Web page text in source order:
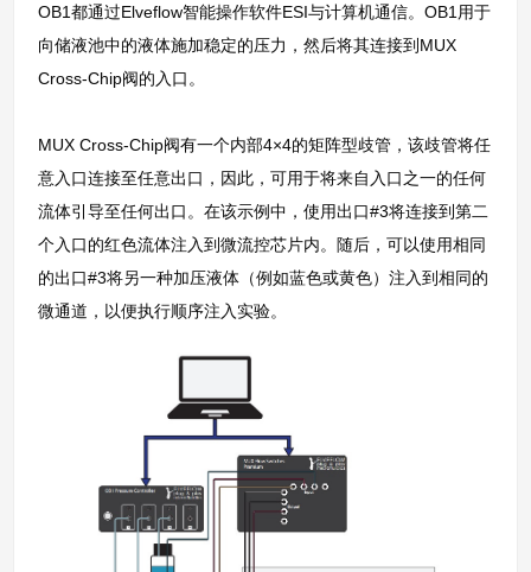
OB1都通过Elveflow智能操作软件ESI与计算机通信。OB1用于
向储液池中的液体施加稳定的压力，然后将其连接到MUX
Cross-Chip阀的入口。
MUX Cross-Chip阀有一个内部4×4的矩阵型歧管，该歧管将任
意入口连接至任意出口，因此，可用于将来自入口之一的任何
流体引导至任何出口。在该示例中，使用出口#3将连接到第二
个入口的红色流体注入到微流控芯片内。随后，可以使用相同
的出口#3将另一种加压液体（例如蓝色或黄色）注入到相同的
微通道，以便执行顺序注入实验。